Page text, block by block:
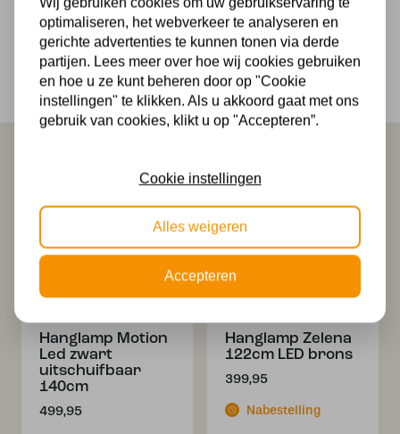
Makkelijk retourneren
30 dagen geld terug garantie
Veilig online betalen
Veilig achteraf betalen met Klarna
Dit past misschien ook bij je
Hanglamp Motion
Led zwart
uitschuifbaar
140cm
499,95
Hanglamp Zelena
122cm LED brons
399,95
Nabestelling
optimaliseren, het webverkeer te analyseren en
gerichte advertenties te kunnen tonen via derde
partijen. Lees meer over hoe wij cookies gebruiken
en hoe u ze kunt beheren door op "Cookie
instellingen" te klikken. Als u akkoord gaat met ons
gebruik van cookies, klikt u op "Accepteren”.
Cookie instellingen
Alles weigeren
Accepteren